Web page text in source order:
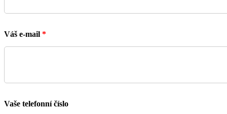
Váš e-mail *
Vaše telefonní číslo